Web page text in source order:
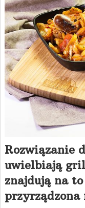
Rozwiązanie
uwielbiają
znajdują na to